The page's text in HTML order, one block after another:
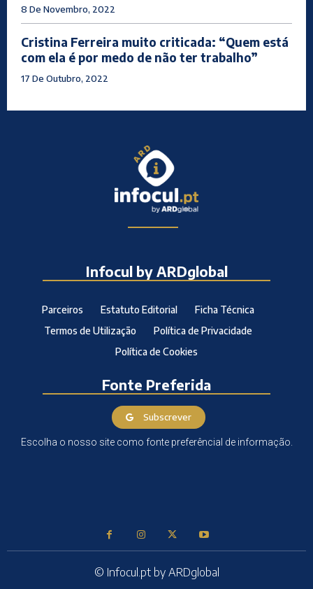
8 De Novembro, 2022
Cristina Ferreira muito criticada: “Quem está
com ela é por medo de não ter trabalho”
17 De Outubro, 2022
Infocul by ARDglobal
Parceiros Estatuto Editorial
Ficha Técnica
Termos de Utilização
Política de Privacidade
Política de Cookies
Fonte Preferida
Subscrever
Escolha o nosso site como fonte preferêncial de informação.
© Infocul.pt by ARDglobal